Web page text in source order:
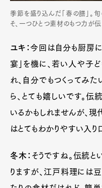
Product
季節を盛り込んだ「春の膳」。
そ、一つひとつ素材のもつ力が伝
ユキ：今回は自分も厨房に
宴」を機に、若い人や子
れ、自分でもつくってみた
ら、とても嬉しいです。伝
いるかもしれませんが、現
はとてもわかりやすい入り
冬木： そうですね。伝統と
りますが、江戸料理には